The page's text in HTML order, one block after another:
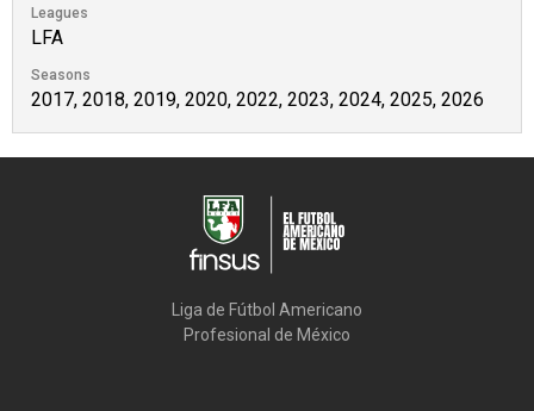
Leagues
LFA
Seasons
2017, 2018, 2019, 2020, 2022, 2023, 2024, 2025, 2026
Liga de Fútbol Americano
Profesional de México